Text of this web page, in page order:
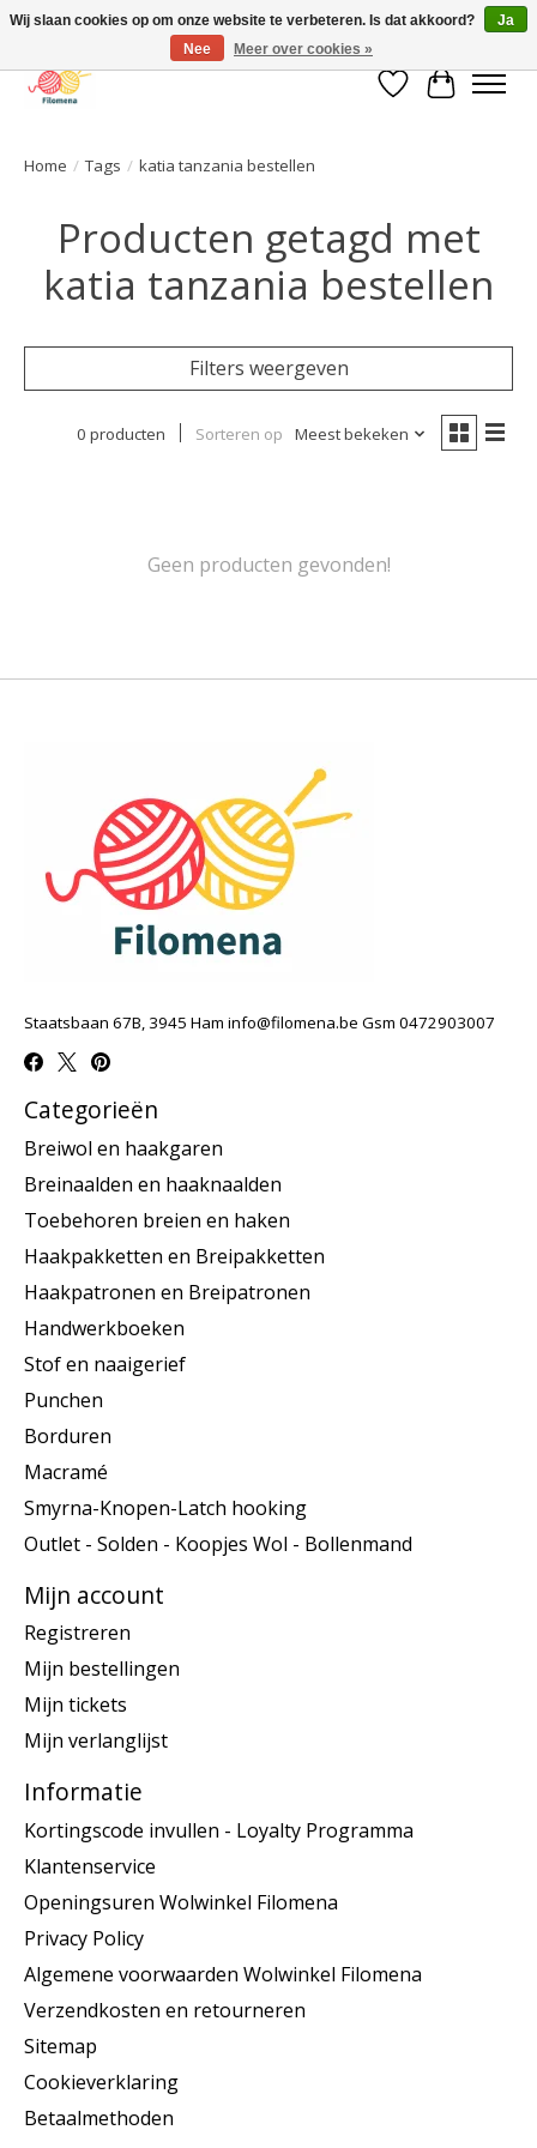
Verlanglijst
Home / Tags / katia tanzania bestellen
Producten getagd met
katia tanzania bestellen
Filters weergeven
0 producten Sorteren op Meest bekeken
Geen producten gevonden!
Staatsbaan 67B, 3945 Ham info@filomena.be Gsm 0472903007
Categorieën
Breiwol en haakgaren
Breinaalden en haaknaalden
Toebehoren breien en haken
Haakpakketten en Breipakketten
Haakpatronen en Breipatronen
Handwerkboeken
Stof en naaigerief
Punchen
Borduren
Macramé
Smyrna-Knopen-Latch hooking
Outlet - Solden - Koopjes Wol - Bollenmand
Mijn account
Registreren
Mijn bestellingen
Mijn tickets
Mijn verlanglijst
Informatie
Kortingscode invullen - Loyalty Programma
Klantenservice
Openingsuren Wolwinkel Filomena
Privacy Policy
Algemene voorwaarden Wolwinkel Filomena
Verzendkosten en retourneren
Sitemap
Cookieverklaring
Betaalmethoden
Wij slaan cookies op om onze website te verbeteren. Is dat akkoord?
Ja
Nee
Meer over cookies »